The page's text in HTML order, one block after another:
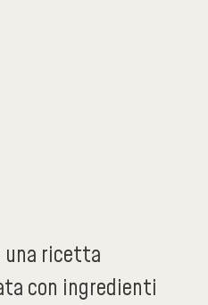
una ricetta
con ingredienti